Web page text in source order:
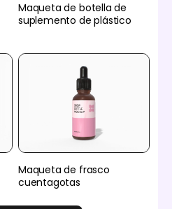
Maqueta de botella de
suplemento de plástico
Maqueta de frasco
cuentagotas